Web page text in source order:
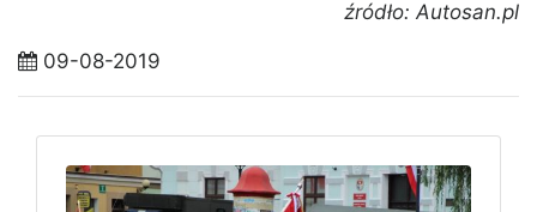
źródło: Autosan.pl
09-08-2019